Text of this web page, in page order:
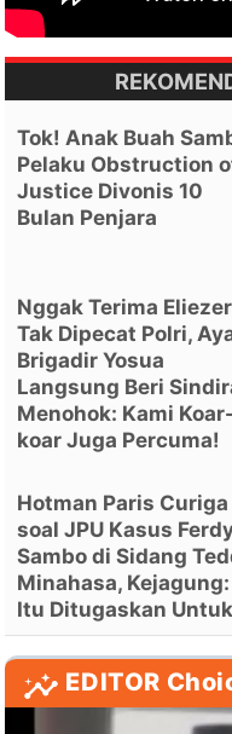
Tok! Anak Buah
Pelaku Obstruction
Justice Divonis 10
Bulan Penjara
Nggak Terima Eliezer
Tak Dipecat Polri,
Brigadir Yosua
Langsung Beri
Menohok: Kami Koar-
koar Juga Percuma!
Hotman Paris Curiga
soal JPU Kasus
Sambo di Sidang
Minahasa, Kejagung:
Itu Ditugaskan
EDITOR